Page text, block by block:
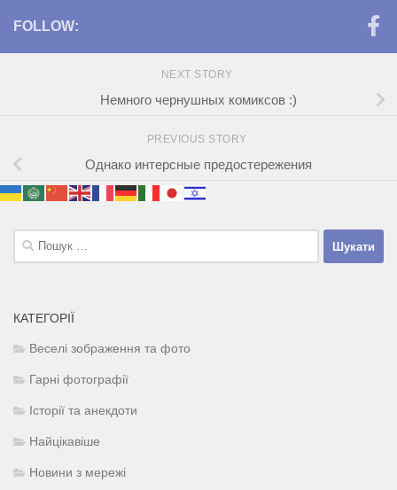
FOLLOW:
NEXT STORY
Немного чернушных комиксов :)
PREVIOUS STORY
Однако интерсные предостережения
Пошук:
КАТЕГОРІЇ
Веселі зображення та фото
Гарні фотографії
Історії та анекдоти
Найцікавіше
Новини з мережі